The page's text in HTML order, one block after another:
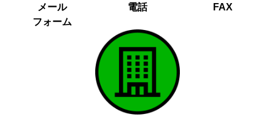
メール
フォーム
電話 FAX